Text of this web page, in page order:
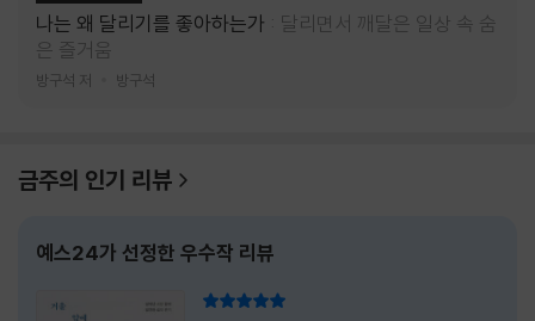
나는 왜 달리기를 좋아하는가
달리면서 깨달은 일상 속 숨
은 즐거움
방구석 저 방구석
금주의 인기 리뷰
예스24가 선정한 우수작 리뷰